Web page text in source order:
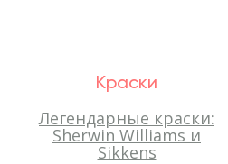
Краски
Легендарные краски:
Sherwin Williams и
Sikkens